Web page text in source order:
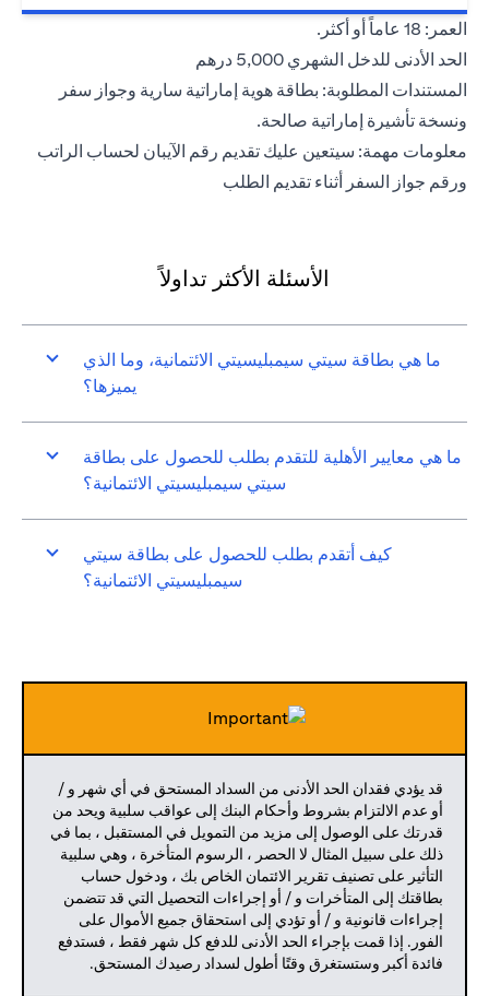
العمر: 18 عاماً أو أكثر.
الحد الأدنى للدخل الشهري 5,000 درهم
المستندات المطلوبة: بطاقة هوية إماراتية سارية وجواز سفر
ونسخة تأشيرة إماراتية صالحة.
معلومات مهمة: سيتعين عليك تقديم رقم الآيبان لحساب الراتب
ورقم جواز السفر أثناء تقديم الطلب
الأسئلة الأكثر تداولاً
ما هي بطاقة سيتي سيمبليسيتي الائتمانية، وما الذي
يميزها؟
ما هي معايير الأهلية للتقدم بطلب للحصول على بطاقة
سيتي سيمبليسيتي الائتمانية؟
كيف أتقدم بطلب للحصول على بطاقة سيتي
سيمبليسيتي الائتمانية؟
قد يؤدي فقدان الحد الأدنى من السداد المستحق في أي شهر و /
أو عدم الالتزام بشروط وأحكام البنك إلى عواقب سلبية ويحد من
قدرتك على الوصول إلى مزيد من التمويل في المستقبل ، بما في
ذلك على سبيل المثال لا الحصر ، الرسوم المتأخرة ، وهي سلبية
التأثير على تصنيف تقرير الائتمان الخاص بك ، ودخول حساب
بطاقتك إلى المتأخرات و / أو إجراءات التحصيل التي قد تتضمن
إجراءات قانونية و / أو تؤدي إلى استحقاق جميع الأموال على
الفور. إذا قمت بإجراء الحد الأدنى للدفع كل شهر فقط ، فستدفع
فائدة أكبر وستستغرق وقتًا أطول لسداد رصيدك المستحق.